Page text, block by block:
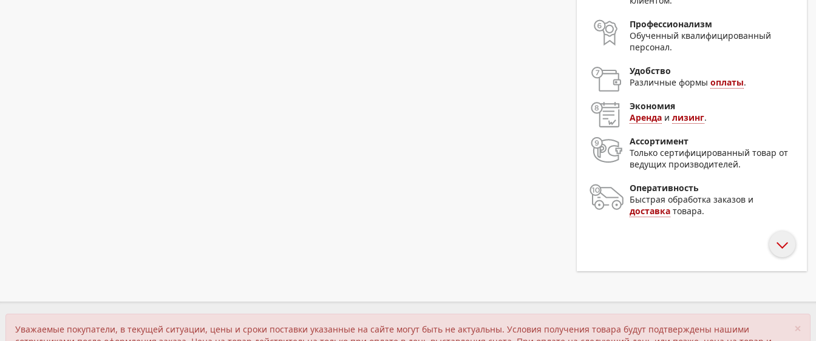
Профессионализм
Обученный квалифицированный
персонал.
Удобство
Различные формыоплаты.
Экономия
Аренда илизинг.
Ассортимент
Только сертифицированный товар от
ведущих производителей.
Оперативность
Быстрая обработка заказов и
доставка товара.
×
Уважаемые покупатели, в текущей ситуации, цены и сроки поставки указанные на сайте могут быть не актуальны. Условия получения товара будут подтверждены нашими